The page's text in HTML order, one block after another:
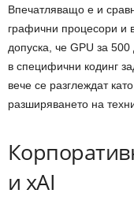
Впечатляващо е и
графични процесори и
допуска, че GPU за
в специфични кодинг
вече се разглеждат
разширяването на
и xAI